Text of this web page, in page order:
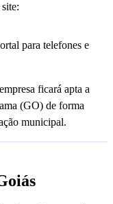
para telefones e
ficará apta a
(GO) de forma
municipal.